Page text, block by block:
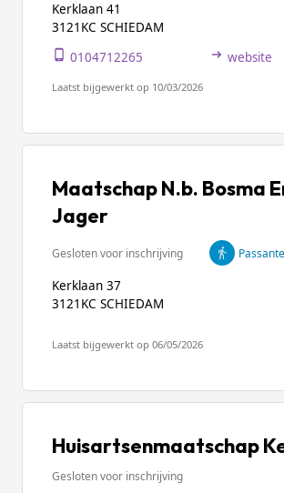
Kerklaan 41
3121KC SCHIEDAM
0104712265 website
Laatst bijgewerkt op 10/03/2026
Maatschap N.b. Bosma
Jager
Gesloten voor inschrijving
Kerklaan 37
3121KC SCHIEDAM
Laatst bijgewerkt op 06/05/2026
Huisartsenmaatschap
Gesloten voor inschrijving